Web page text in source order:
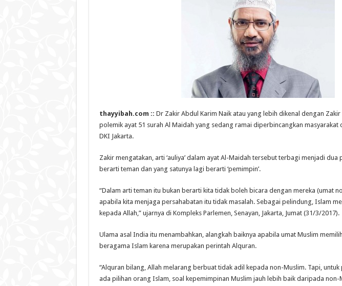
thayyibah.com :: Dr Zakir Abdul Karim Naik atau yang lebih dikenal dengan
polemik ayat 51 surah Al Maidah yang sedang ramai diperbincangkan masyarakat
DKI Jakarta.
Zakir mengatakan, arti ‘auliya’ dalam ayat Al-Maidah tersebut terbagi menjadi dua
berarti teman dan yang satunya lagi berarti ‘pemimpin’.
“Dalam arti teman itu bukan berarti kita tidak boleh bicara dengan mereka (umat
apabila kita menjaga persahabatan itu tidak masalah. Sebagai pelindung, Islam
kepada Allah,” ujarnya di Kompleks Parlemen, Senayan, Jakarta, Jumat (31/3/2017).
Ulama asal India itu menambahkan, alangkah baiknya apabila umat Muslim
beragama Islam karena merupakan perintah Alquran.
“Alquran bilang, Allah melarang berbuat tidak adil kepada non-Muslim. Tapi,
ada pilihan orang Islam, soal kepemimpinan Muslim jauh lebih baik daripada non-